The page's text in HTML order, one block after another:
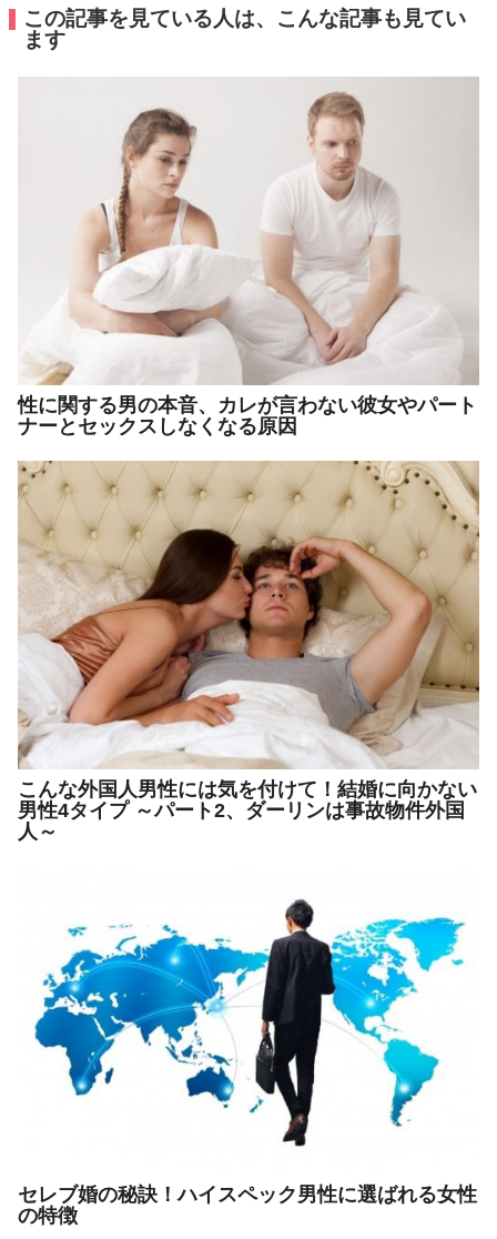
この記事を見ている人は、こんな記事も見てい
ます
性に関する男の本音、カレが言わない彼女やパート
ナーとセックスしなくなる原因
こんな外国人男性には気を付けて！結婚に向かない
男性4タイプ ～パート2、ダーリンは事故物件外国
人～
セレブ婚の秘訣！ハイスペック男性に選ばれる女性
の特徴